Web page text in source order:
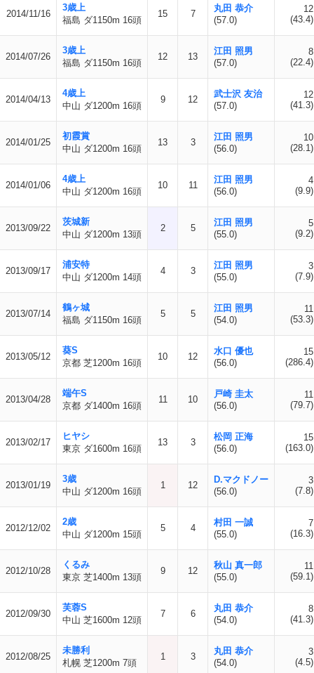
2014/11/16
3歳上
福島 ダ1150m 16頭
15 7
丸田 恭介
(57.0)
12
(43.4)
2014/07/26
3歳上
福島 ダ1150m 16頭
12 13
江田 照男
(57.0)
8
(22.4)
2014/04/13
4歳上
中山 ダ1200m 16頭
9 12
武士沢 友治
(57.0)
12
(41.3)
2014/01/25
初霞賞
中山 ダ1200m 16頭
13 3
江田 照男
(56.0)
10
(28.1)
2014/01/06
4歳上
中山 ダ1200m 16頭
10 11
江田 照男
(56.0)
4
(9.9)
2013/09/22
茨城新
中山 ダ1200m 13頭
2 5
江田 照男
(55.0)
5
(9.2)
2013/09/17
浦安特
中山 ダ1200m 14頭
4 3
江田 照男
(55.0)
3
(7.9)
2013/07/14
鶴ヶ城
福島 ダ1150m 16頭
5 5
江田 照男
(54.0)
11
(53.3)
2013/05/12
葵S
京都 芝1200m 16頭
10 12
水口 優也
(56.0)
15
(286.4)
2013/04/28
端午S
京都 ダ1400m 16頭
11 10
戸崎 圭太
(56.0)
11
(79.7)
2013/02/17
ヒヤシ
東京 ダ1600m 16頭
13 3
松岡 正海
(56.0)
15
(163.0)
2013/01/19
3歳
中山 ダ1200m 16頭
1 12
D.マクドノー
(56.0)
3
(7.8)
2012/12/02
2歳
中山 ダ1200m 15頭
5 4
村田 一誠
(55.0)
7
(16.3)
2012/10/28
くるみ
東京 芝1400m 13頭
9 12
秋山 真一郎
(55.0)
11
(59.1)
2012/09/30
芙蓉S
中山 芝1600m 12頭
7 6
丸田 恭介
(54.0)
8
(41.3)
2012/08/25
未勝利
札幌 芝1200m 7頭
1 3
丸田 恭介
(54.0)
3
(4.5)